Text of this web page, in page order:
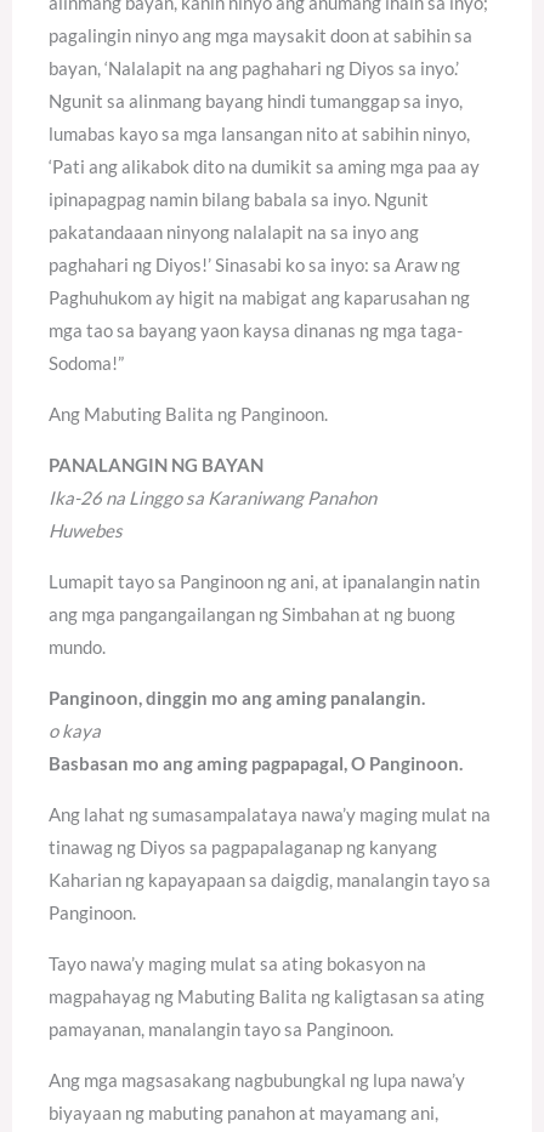
pagalingin ninyo ang mga maysakit doon at sabihin sa
bayan, ‘Nalalapit na ang paghahari ng Diyos sa inyo.’
Ngunit sa alinmang bayang hindi tumanggap sa inyo,
lumabas kayo sa mga lansangan nito at sabihin ninyo,
‘Pati ang alikabok dito na dumikit sa aming mga paa ay
ipinapagpag namin bilang babala sa inyo. Ngunit
pakatandaaan ninyong nalalapit na sa inyo ang
paghahari ng Diyos!’ Sinasabi ko sa inyo: sa Araw ng
Paghuhukom ay higit na mabigat ang kaparusahan ng
mga tao sa bayang yaon kaysa dinanas ng mga taga-
Sodoma!”
Ang Mabuting Balita ng Panginoon.
PANALANGIN NG BAYAN
Ika-26 na Linggo sa Karaniwang Panahon
Huwebes
Lumapit tayo sa Panginoon ng ani, at ipanalangin natin
ang mga pangangailangan ng Simbahan at ng buong
mundo.
Panginoon, dinggin mo ang aming panalangin.
o kaya
Basbasan mo ang aming pagpapagal, O Panginoon.
Ang lahat ng sumasampalataya nawa’y maging mulat na
tinawag ng Diyos sa pagpapalaganap ng kanyang
Kaharian ng kapayapaan sa daigdig, manalangin tayo sa
Panginoon.
Tayo nawa’y maging mulat sa ating bokasyon na
magpahayag ng Mabuting Balita ng kaligtasan sa ating
pamayanan, manalangin tayo sa Panginoon.
Ang mga magsasakang nagbubungkal ng lupa nawa’y
biyayaan ng mabuting panahon at mayamang ani,